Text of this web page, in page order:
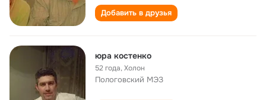
Добавить в друзья
юра костенко
52 года,Холон
Пологовский МЭЗ